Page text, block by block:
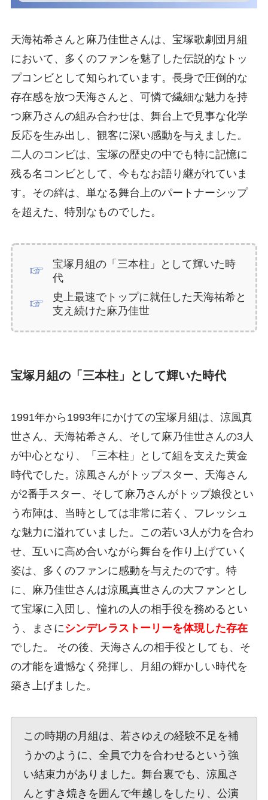
天海祐希さんと麻乃佳世さんは、宝塚歌劇団月組
において、多くのファンを魅了した伝説的なトッ
プコンビとして知られています。長身で圧倒的な
存在感を放つ天海さんと、可憐で繊細な魅力を持
つ麻乃さんの組み合わせは、舞台上で見事な化学
反応を生み出し、観客に深い感動を与えました。
二人のコンビは、宝塚の歴史の中でも特に記憶に
残る名コンビとして、今もなお語り継がれていま
す。その絆は、単なる舞台上のパートナーシップ
を超えた、特別なものでした。
宝塚月組の「三本柱」として輝いた時
代
史上最速でトップに就任した天海祐希と
支え続けた麻乃佳世
宝塚月組の「三本柱」として輝いた時代
1991年から1993年にかけての宝塚月組は、涼風真
世さん、天海祐希さん、そして麻乃佳世さんの3人
が中心となり、「三本柱」として組を支えた黄金
時代でした。涼風さんがトップスター、天海さん
が2番手スター、そして麻乃さんがトップ娘役とい
う布陣は、当時としては非常に若く、フレッシュ
な魅力に溢れていました。この若い3人が力を合わ
せ、互いに高め合いながら舞台を作り上げていく
姿は、多くのファンに感動を与えたのです。特
に、麻乃佳世さんは涼風真世さんの大ファンとし
て宝塚に入団し、憧れの人の相手役を務めるとい
う、まさにシンデレラストーリーを体現した存在
でした。 その後、天海さんの相手役としても、そ
の才能を遺憾なく発揮し、月組の輝かしい時代を
築き上げました。
この時期の月組は、若さゆえの経験不足を補
うかのように、全員で力を合わせるという強
い結束力がありました。舞台裏でも、涼風さ
んとすき焼きを囲んで年越しをしたり、公演